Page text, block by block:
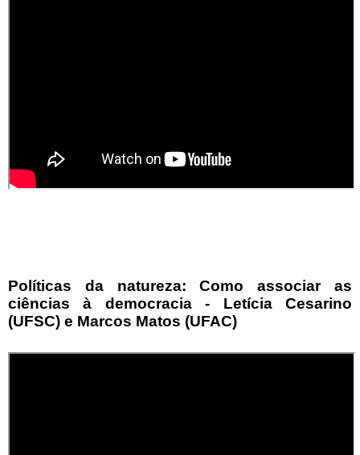
Políticas da natureza: Como associar as
ciências à democracia - Letícia Cesarino
(UFSC) e Marcos Matos (UFAC)